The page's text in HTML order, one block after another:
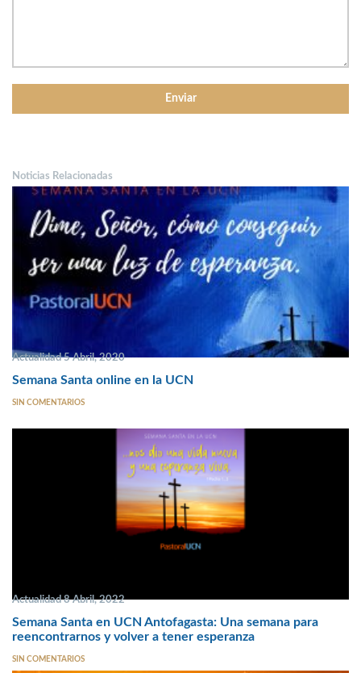
Noticias Relacionadas
Actualidad 5 Abril, 2020
Semana Santa online en la UCN
SIN COMENTARIOS
Actualidad 8 Abril, 2022
Semana Santa en UCN Antofagasta: Una semana para
reencontrarnos y volver a tener esperanza
SIN COMENTARIOS